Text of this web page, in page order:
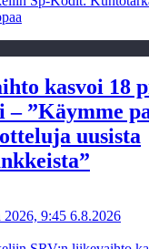
kasvoi 18
– ”Käymme
uusista
9:45 6.8.2026